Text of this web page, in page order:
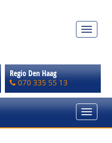
Toggle
Regio Den Haag
070 335 55 13
Toggle